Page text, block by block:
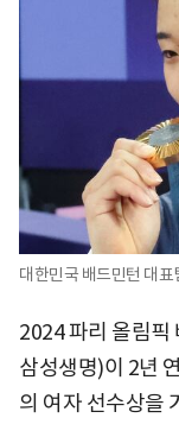
대한민국 배드민턴 대
2024 파리 올림픽
삼성생명)이 2년
의 여자 선수상을